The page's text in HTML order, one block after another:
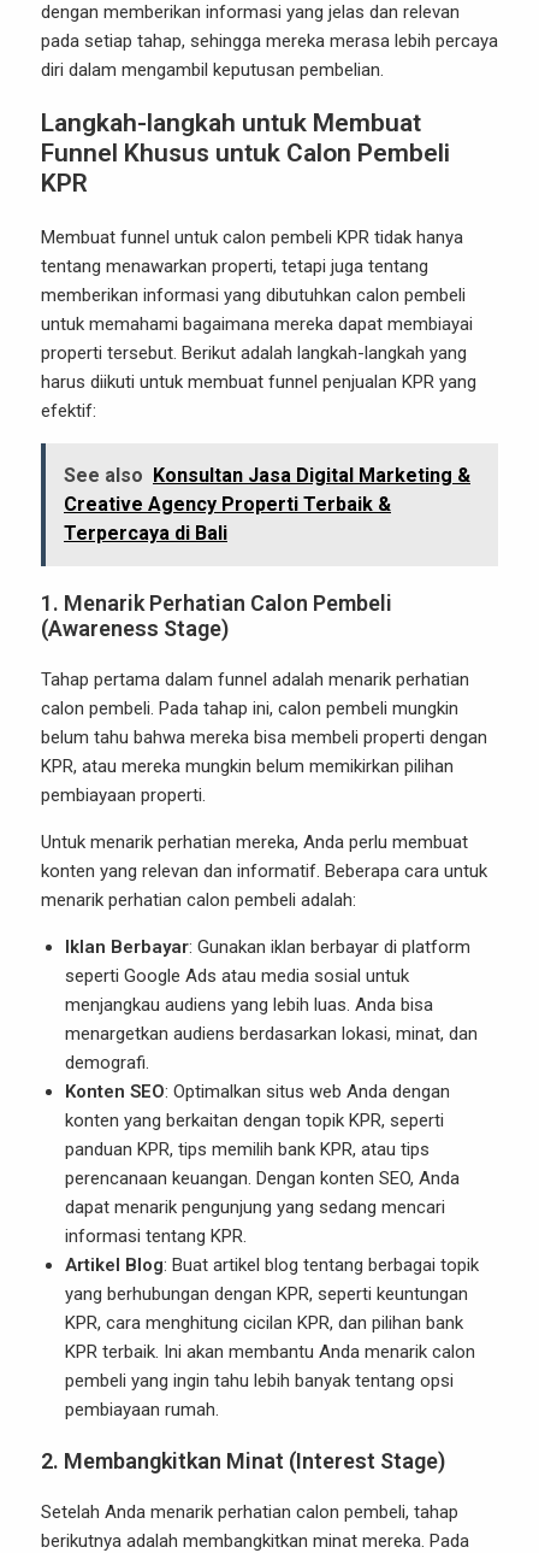
dengan memberikan informasi yang jelas dan relevan
pada setiap tahap, sehingga mereka merasa lebih percaya
diri dalam mengambil keputusan pembelian.
Langkah-langkah untuk Membuat
Funnel Khusus untuk Calon Pembeli
KPR
Membuat funnel untuk calon pembeli KPR tidak hanya
tentang menawarkan properti, tetapi juga tentang
memberikan informasi yang dibutuhkan calon pembeli
untuk memahami bagaimana mereka dapat membiayai
properti tersebut. Berikut adalah langkah-langkah yang
harus diikuti untuk membuat funnel penjualan KPR yang
efektif:
See also Konsultan Jasa Digital Marketing &
Creative Agency Properti Terbaik &
Terpercaya di Bali
1. Menarik Perhatian Calon Pembeli
(Awareness Stage)
Tahap pertama dalam funnel adalah menarik perhatian
calon pembeli. Pada tahap ini, calon pembeli mungkin
belum tahu bahwa mereka bisa membeli properti dengan
KPR, atau mereka mungkin belum memikirkan pilihan
pembiayaan properti.
Untuk menarik perhatian mereka, Anda perlu membuat
konten yang relevan dan informatif. Beberapa cara untuk
menarik perhatian calon pembeli adalah:
Iklan Berbayar: Gunakan iklan berbayar di platform
seperti Google Ads atau media sosial untuk
menjangkau audiens yang lebih luas. Anda bisa
menargetkan audiens berdasarkan lokasi, minat, dan
demografi.
Konten SEO: Optimalkan situs web Anda dengan
konten yang berkaitan dengan topik KPR, seperti
panduan KPR, tips memilih bank KPR, atau tips
perencanaan keuangan. Dengan konten SEO, Anda
dapat menarik pengunjung yang sedang mencari
informasi tentang KPR.
Artikel Blog: Buat artikel blog tentang berbagai topik
yang berhubungan dengan KPR, seperti keuntungan
KPR, cara menghitung cicilan KPR, dan pilihan bank
KPR terbaik. Ini akan membantu Anda menarik calon
pembeli yang ingin tahu lebih banyak tentang opsi
pembiayaan rumah.
2. Membangkitkan Minat (Interest Stage)
Setelah Anda menarik perhatian calon pembeli, tahap
berikutnya adalah membangkitkan minat mereka. Pada